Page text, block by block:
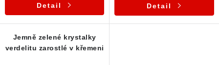
Detail Detail
Jemně zelené krystalky
verdelitu zarostlé v křemeni